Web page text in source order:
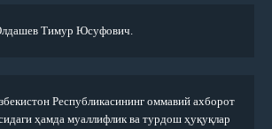
Тимур Юсуфович.
Республикасининг оммавий ахборот
ҳамда муаллифлик ва турдош ҳуқуқлар